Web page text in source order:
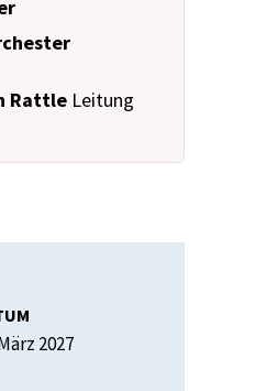
Rattle Leitung
2027